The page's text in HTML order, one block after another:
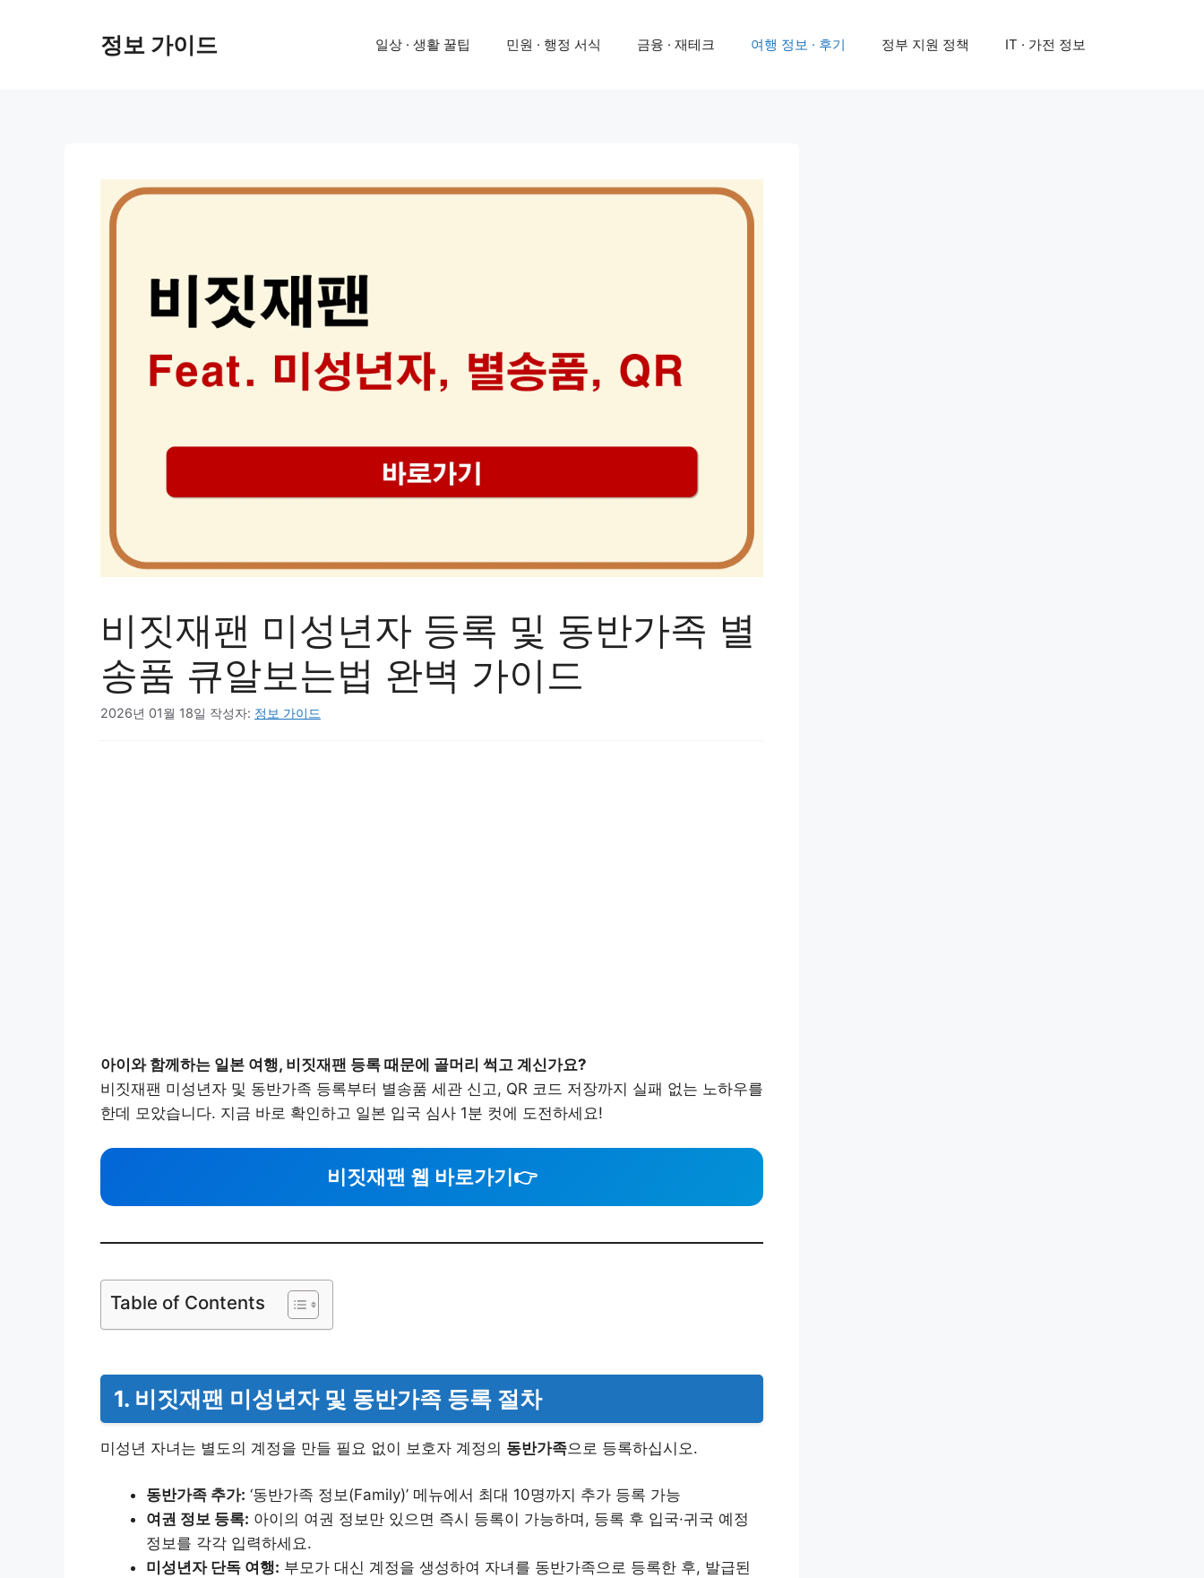
정보 가이드 일상 · 생활 꿀팁 민원 · 행정 서식 금융 · 재테크 여행 정보 · 후기 정부 지원 정책 IT · 가전 정보
비짓재팬 미성년자 등록 및 동반가족 별
송품 큐알보는법 완벽 가이드
2026년 01월 18일 작성자: 정보 가이드
아이와 함께하는 일본 여행, 비짓재팬 등록 때문에 골머리 썩고 계신가요?
비짓재팬 미성년자 및 동반가족 등록부터 별송품 세관 신고, QR 코드 저장까지 실패 없는 노하우를
한데 모았습니다. 지금 바로 확인하고 일본 입국 심사 1분 컷에 도전하세요!
비짓재팬 웹 바로가기 👉
Table of Contents
1. 비짓재팬 미성년자 및 동반가족 등록 절차
미성년 자녀는 별도의 계정을 만들 필요 없이 보호자 계정의 동반가족으로 등록하십시오.
동반가족 추가: ‘동반가족 정보(Family)’ 메뉴에서 최대 10명까지 추가 등록 가능
여권 정보 등록: 아이의 여권 정보만 있으면 즉시 등록이 가능하며, 등록 후 입국·귀국 예정
정보를 각각 입력하세요.
미성년자 단독 여행: 부모가 대신 계정을 생성하여 자녀를 동반가족으로 등록한 후, 발급된